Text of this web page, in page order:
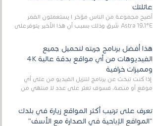
عائلتك
أصبح مجموعة من الناس مؤخر ا يستعملون القمر
Astra 19.1°E شرق وذلك بسبب أن هذا الأخير يتوفرعلى
هذا أفضل برنامج جربته لتحميل جميع
الفيديوهات من أي مواقع بدقة عالية 4K
ومميزات خرافية
إذا كنت تبحث عن برنامج لتنزيل الفيديو من على أي
موقع أو منصة، فسوف تعثر على عدد لا منتهي من
تعرف على ترتيب أكثر المواقع زيارة في بلدك
"المواقع الإباحية في الصدارة مع الأسف"